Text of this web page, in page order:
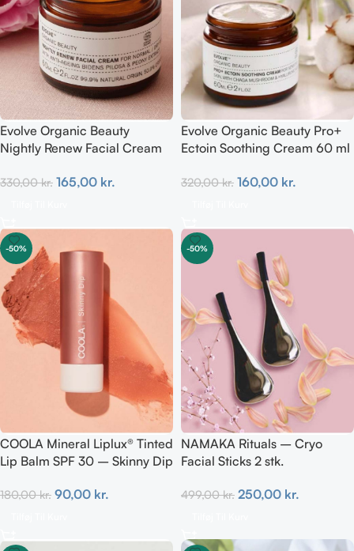
Evolve Organic Beauty
Nightly Renew Facial Cream
330,00kr. 165,00 kr.
Evolve Organic Beauty Pro+
Ectoin Soothing Cream 60 ml
320,00kr. 160,00 kr.
-50%
COOLA Mineral Liplux® Tinted
Lip Balm SPF 30 – Skinny Dip
180,00kr. 90,00 kr.
-50%
NAMAKA Rituals – Cryo
Facial Sticks 2 stk.
499,00kr. 250,00 kr.